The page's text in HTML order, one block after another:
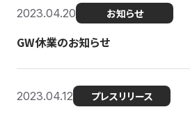
2023.04.20 お知らせ
GW休業のお知らせ
2023.04.12 プレスリリース